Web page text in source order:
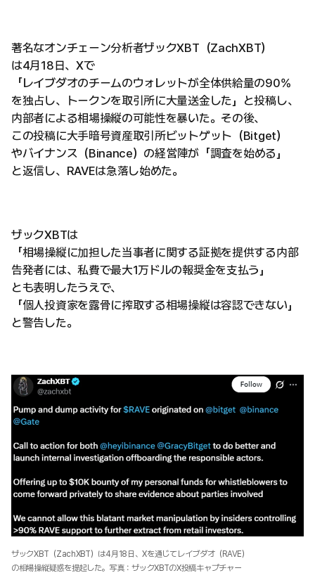
著名なオンチェーン分析者ザックXBT（ZachXBT）
は4月18日、Xで
「レイブダオのチームのウォレットが全体供給量の90%
を独占し、トークンを取引所に大量送金した」と投稿し、
内部者による相場操縦の可能性を暴いた。その後、
この投稿に大手暗号資産取引所ビットゲット（Bitget）
やバイナンス（Binance）の経営陣が「調査を始める」
と返信し、RAVEは急落し始めた。
ザックXBTは
「相場操縦に加担した当事者に関する証拠を提供する内部
告発者には、私費で最大1万ドルの報奨金を支払う」
とも表明したうえで、
「個人投資家を露骨に搾取する相場操縦は容認できない」
と警告した。
ザックXBT（ZachXBT）は4月18日、Xを通じてレイブダオ（RAVE）
の相場操縦疑惑を提起した。写真：ザックXBTのX投稿キャプチャー